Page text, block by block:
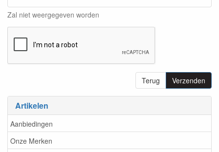
Artikelen
Aanbiedingen
Onze Merken
Zal niet weergegeven worden
Terug Verzenden